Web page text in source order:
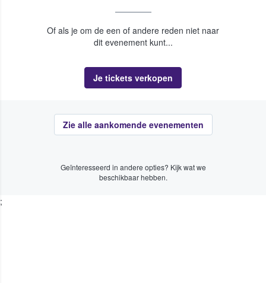
Of als je om de een of andere reden niet naar
dit evenement kunt...
Je tickets verkopen
Zie alle aankomende evenementen
Geïnteresseerd in andere opties? Kijk wat we
beschikbaar hebben.
;